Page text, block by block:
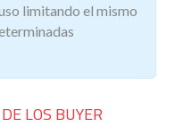
limitando el mismo
LOS BUYER